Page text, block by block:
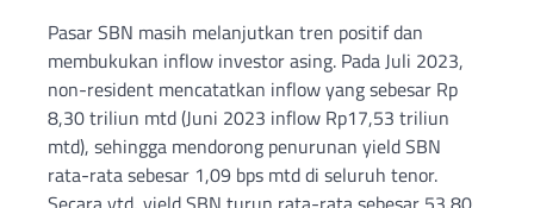
Pasar SBN masih melanjutkan tren positif dan
membukukan inflow investor asing. Pada Juli 2023,
non-resident mencatatkan inflow yang sebesar Rp
8,30 triliun mtd (Juni 2023 inflow Rp17,53 triliun
mtd), sehingga mendorong penurunan yield SBN
rata-rata sebesar 1,09 bps mtd di seluruh tenor.